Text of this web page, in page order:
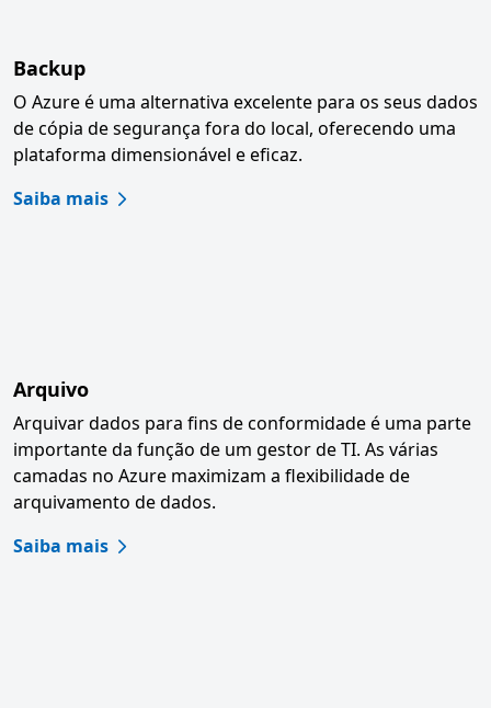
Backup
O Azure é uma alternativa excelente para os seus dados
de cópia de segurança fora do local, oferecendo uma
plataforma dimensionável e eficaz.
Saiba mais
Arquivo
Arquivar dados para fins de conformidade é uma parte
importante da função de um gestor de TI. As várias
camadas no Azure maximizam a flexibilidade de
arquivamento de dados.
Saiba mais